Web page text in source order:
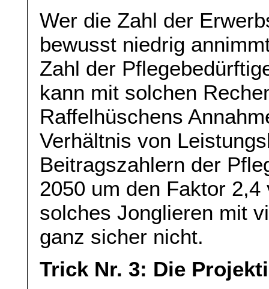
Wer die Zahl der
bewusst niedrig
Zahl der
kann mit solchen
Raffelhüschens
Verhältnis von
Beitragszahlern der
2050 um den Faktor
solches Jonglieren mit
ganz sicher nicht.
Trick Nr. 3: Die